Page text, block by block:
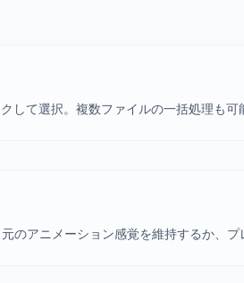
して選択。複数ファイルの一括処理も可
のアニメーション感覚を維持するか、プ